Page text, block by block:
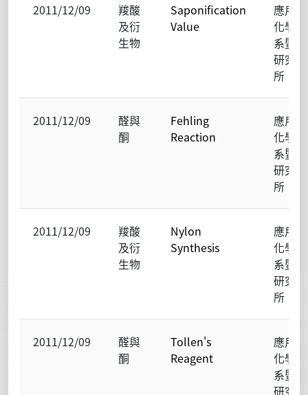
2011/12/09
羧酸
及衍
生物
Saponification
Value
應用
化學
系暨
研究
所
2011/12/09
醛與
酮
Fehling
Reaction
應用
化學
系暨
研究
所
2011/12/09
羧酸
及衍
生物
Nylon
Synthesis
應用
化學
系暨
研究
所
2011/12/09
醛與
酮
Tollen's
Reagent
應用
化學
系暨
研究